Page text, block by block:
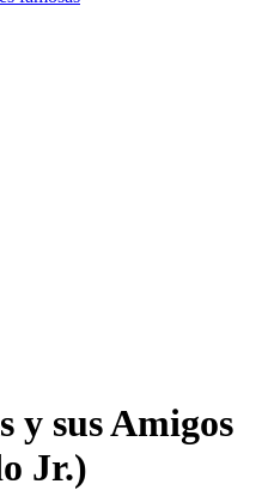
y sus Amigos
Jr.)